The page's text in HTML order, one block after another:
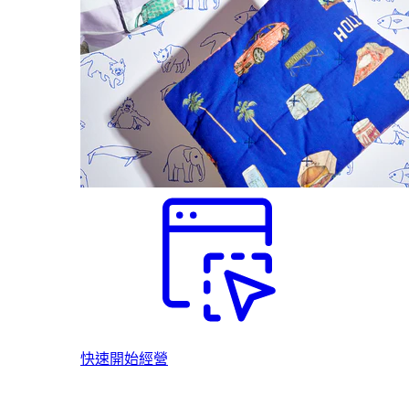
快速開始經營